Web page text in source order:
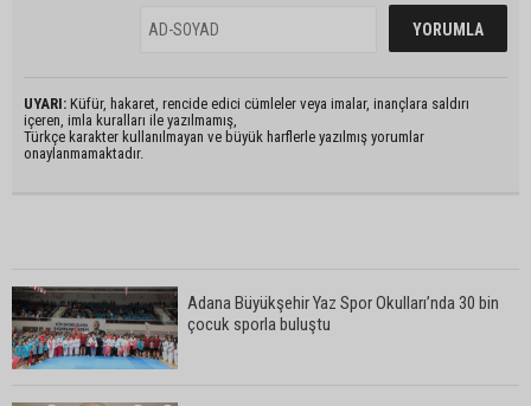
UYARI: Küfür, hakaret, rencide edici cümleler veya imalar, inançlara saldırı
içeren, imla kuralları ile yazılmamış,
Türkçe karakter kullanılmayan ve büyük harflerle yazılmış yorumlar
onaylanmamaktadır.
Adana Büyükşehir Yaz Spor Okulları’nda 30 bin
çocuk sporla buluştu